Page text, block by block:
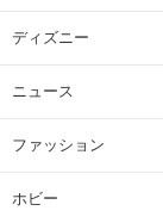
ディズニー
ニュース
ファッション
ホビー